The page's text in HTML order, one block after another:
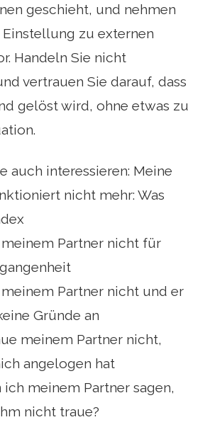
geschieht, und nehmen
Einstellung zu externen
Handeln Sie nicht
vertrauen Sie darauf, dass
gelöst wird, ohne etwas zu
auch interessieren: Meine
nicht mehr: Was
Partner nicht für
Partner nicht und er
Gründe an
meinem Partner nicht,
angelogen hat
ich meinem Partner sagen,
nicht traue?